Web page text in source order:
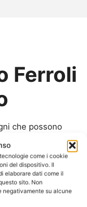
come i cookie
del dispositivo. Il
elaborare dati come il
sito. Non
negativamente su alcune
Ferroli
che possono
è preferire
Ferroli
Ferroli Dateo
struttura che
elementi e